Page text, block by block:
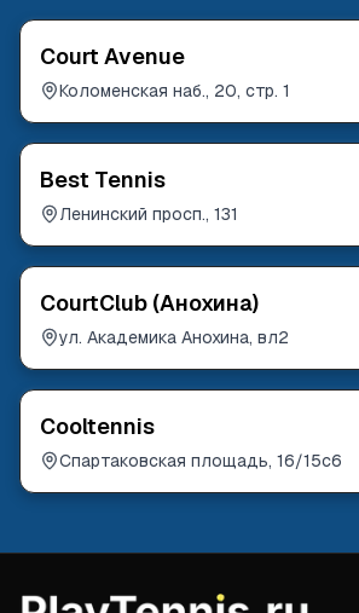
Court Avenue
Коломенская наб., 20, стр. 1
Best Tennis
Ленинский просп., 131
CourtClub (Анохина)
ул. Академика Анохина, вл2
Cooltennis
Спартаковская площадь, 16/15с6